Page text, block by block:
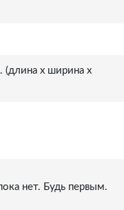
(длина x ширина x
нет. Будь первым.